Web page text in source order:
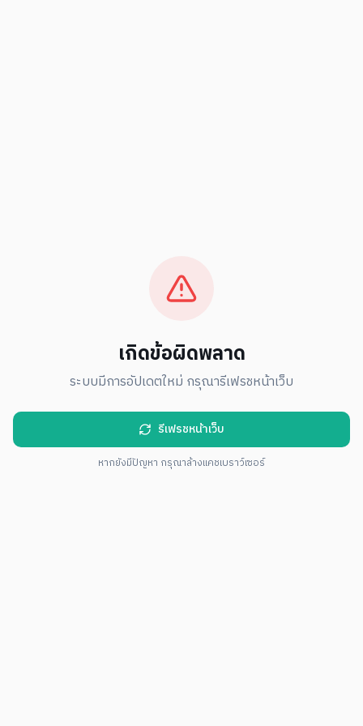
เกิดข้อผิดพลาด
ระบบมีการอัปเดตใหม่ กรุณารีเฟรชหน้าเว็บ
รีเฟรชหน้าเว็บ
หากยังมีปัญหา กรุณาล้างแคชเบราว์เซอร์